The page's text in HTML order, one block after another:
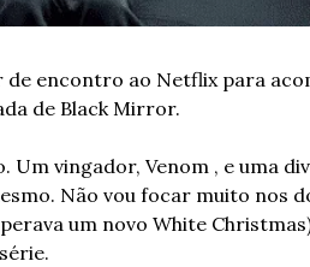
encontro ao Netflix para
de Black Mirror.
vingador, Venom , e uma
Não vou focar muito nos
um novo White